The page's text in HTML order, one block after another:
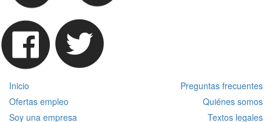
Inicio
Preguntas frecuentes
Ofertas empleo
Quiénes somos
Soy una empresa
Textos legales